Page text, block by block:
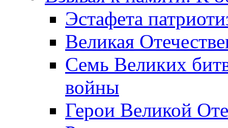
Эcтафета
Великая
Семь Великих
войны
Герои Великой